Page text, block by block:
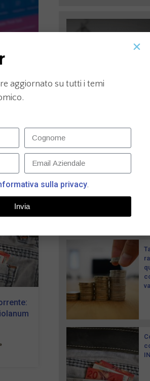
I più recenti
aggiornato su tutti i temi
sulla privacy.
Invia